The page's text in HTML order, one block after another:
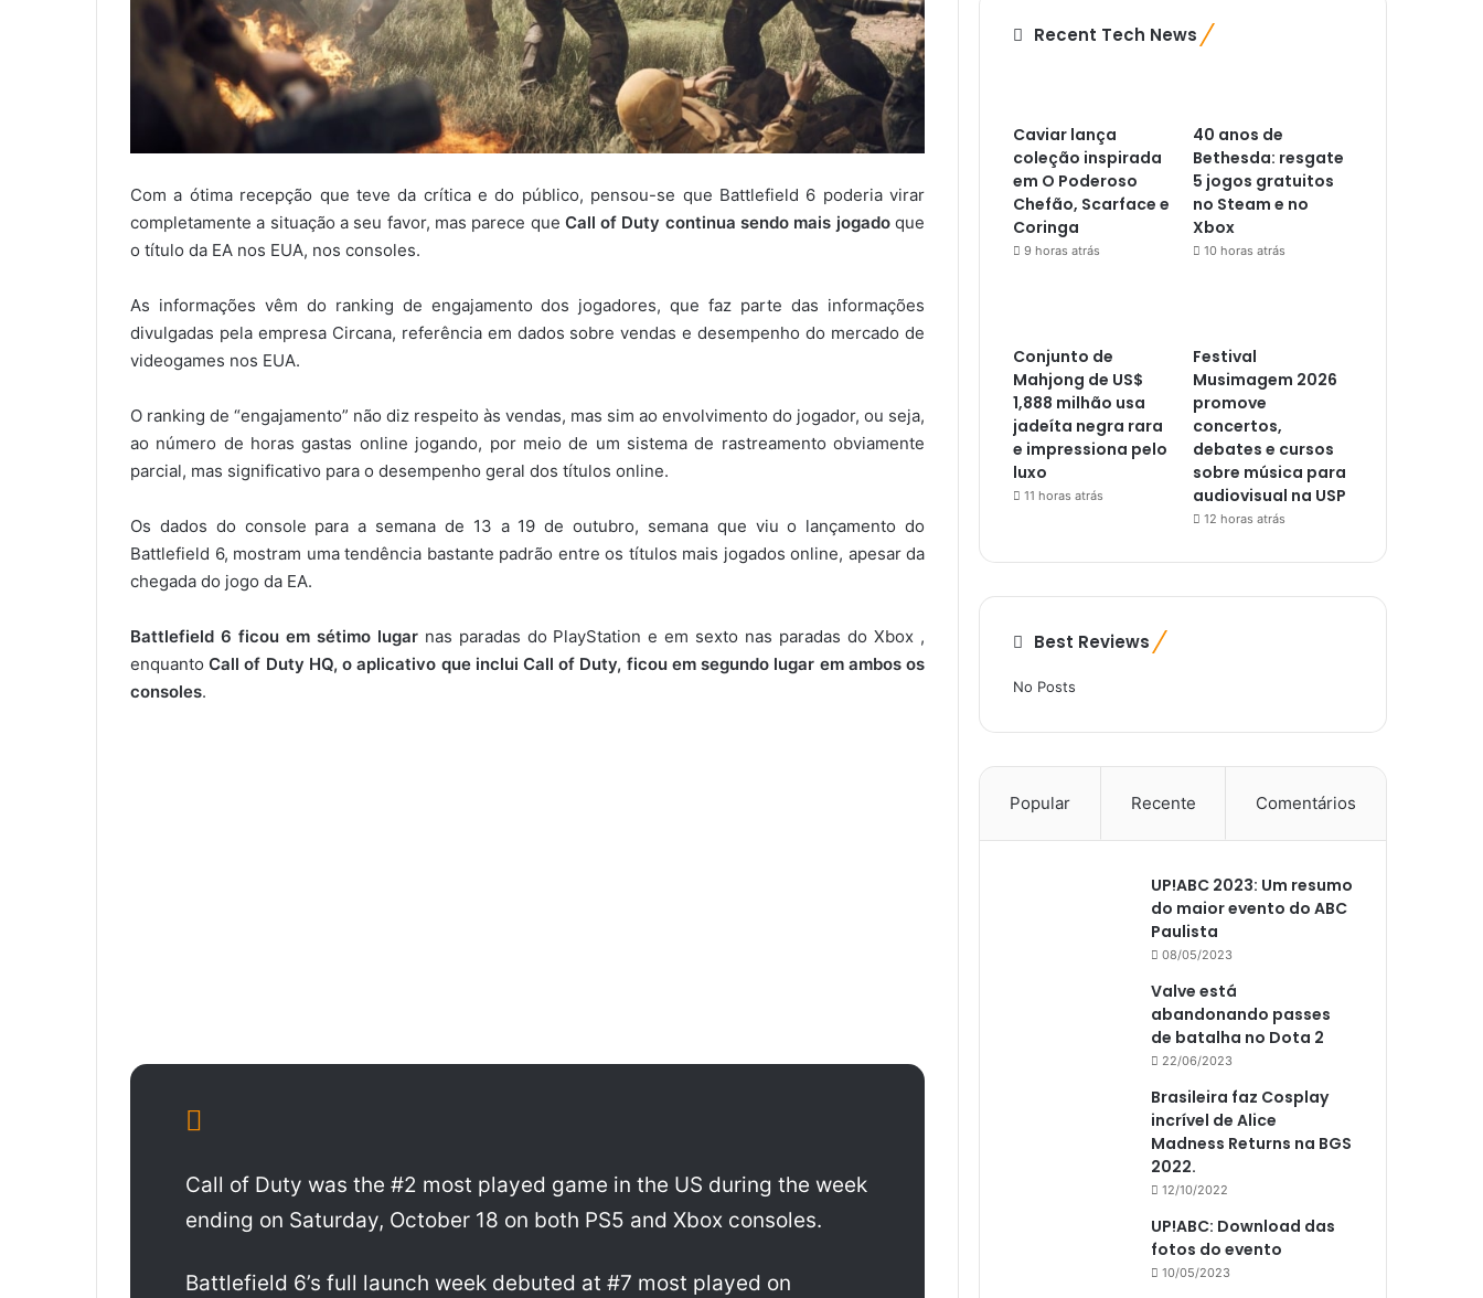
Com a ótima recepção que teve da crítica e do público, pensou-se que Battlefield 6 poderia virar
completamente a situação a seu favor, mas parece que Call of Duty continua sendo mais jogadoque
o título da EA nos EUA, nos consoles.
As informações vêm do ranking de engajamento dos jogadores, que faz parte das informações
divulgadas pela empresa Circana, referência em dados sobre vendas e desempenho do mercado de
videogames nos EUA.
O ranking de “engajamento” não diz respeito às vendas, mas sim ao envolvimento do jogador, ou seja,
ao número de horas gastas online jogando, por meio de um sistema de rastreamento obviamente
parcial, mas significativo para o desempenho geral dos títulos online.
Os dados do console para a semana de 13 a 19 de outubro, semana que viu o lançamento do
Battlefield 6, mostram uma tendência bastante padrão entre os títulos mais jogados online, apesar da
chegada do jogo da EA.
Battlefield 6 ficou em sétimo lugarnas paradas do PlayStation e em sexto nas paradas do Xbox ,
enquantoCall of Duty HQ, o aplicativo que inclui Call of Duty, ficou em segundo lugar em ambos os
consoles.
Call of Duty was the #2 most played game in the US during the week
ending on Saturday, October 18 on both PS5 and Xbox consoles.
Battlefield 6’s full launch week debuted at #7 most played on
Recent Tech News
Caviar lança
coleção inspirada
em O Poderoso
Chefão, Scarface e
Coringa
9 horas atrás
40 anos de
Bethesda: resgate
5 jogos gratuitos
no Steam e no
Xbox
10 horas atrás
Conjunto de
Mahjong de US$
1,888 milhão usa
jadeíta negra rara
e impressiona pelo
luxo
11 horas atrás
Festival
Musimagem 2026
promove
concertos,
debates e cursos
sobre música para
audiovisual na USP
12 horas atrás
Best Reviews
No Posts
Popular Recente Comentários
UP!ABC 2023: Um resumo
do maior evento do ABC
Paulista
08/05/2023
Valve está
abandonando passes
de batalha no Dota 2
22/06/2023
Brasileira faz Cosplay
incrível de Alice
Madness Returns na BGS
2022.
12/10/2022
UP!ABC: Download das
fotos do evento
10/05/2023